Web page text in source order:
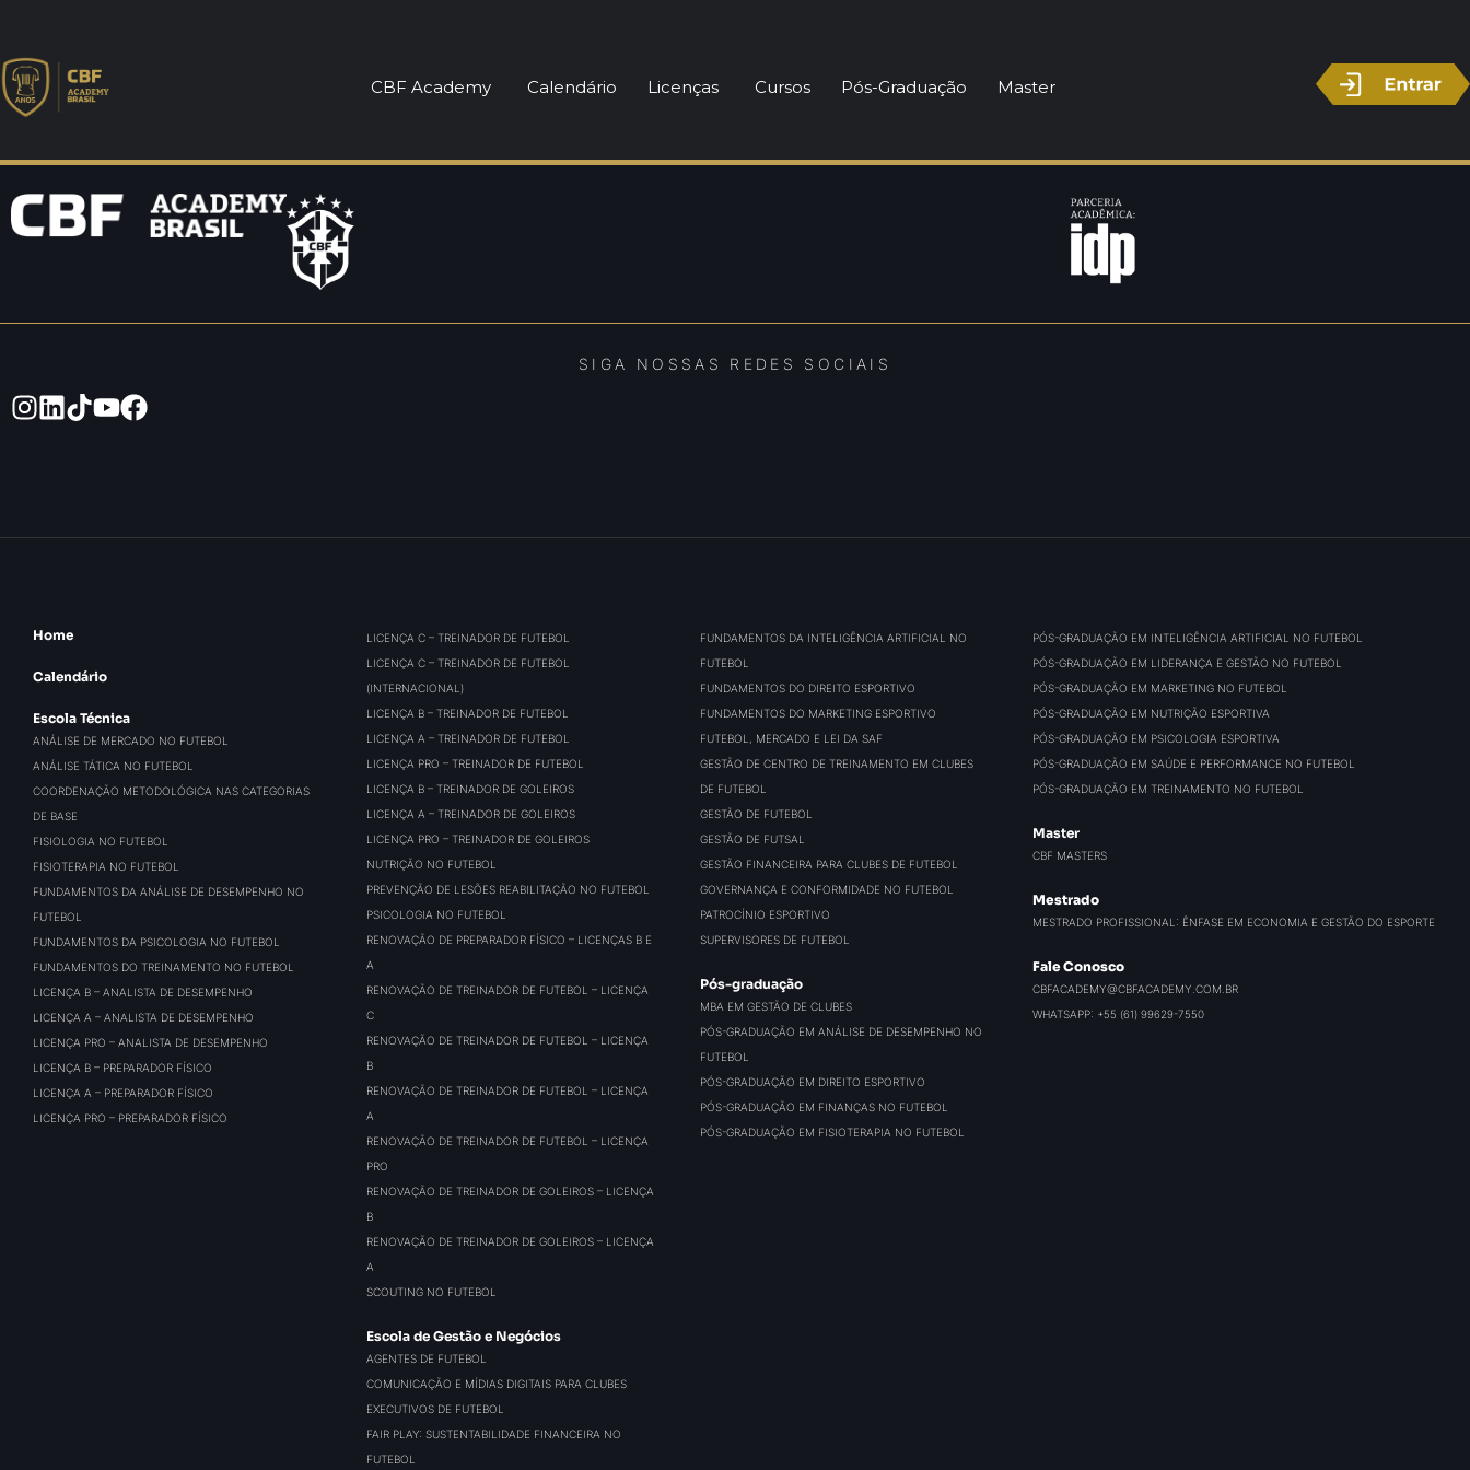
CBF Academy Calendário Licenças Cursos Pós-Graduação Master
SIGA NOSSAS REDES SOCIAIS
Home
Calendário
Escola Técnica
ANÁLISE DE MERCADO NO FUTEBOL
ANÁLISE TÁTICA NO FUTEBOL
COORDENAÇÃO METODOLÓGICA NAS CATEGORIAS
DE BASE
FISIOLOGIA NO FUTEBOL
FISIOTERAPIA NO FUTEBOL
FUNDAMENTOS DA ANÁLISE DE DESEMPENHO NO
FUTEBOL
FUNDAMENTOS DA PSICOLOGIA NO FUTEBOL
FUNDAMENTOS DO TREINAMENTO NO FUTEBOL
LICENÇA B – ANALISTA DE DESEMPENHO
LICENÇA A – ANALISTA DE DESEMPENHO
LICENÇA PRO – ANALISTA DE DESEMPENHO
LICENÇA B – PREPARADOR FÍSICO
LICENÇA A – PREPARADOR FÍSICO
LICENÇA PRO – PREPARADOR FÍSICO
LICENÇA C – TREINADOR DE FUTEBOL
LICENÇA C – TREINADOR DE FUTEBOL
(INTERNACIONAL)
LICENÇA B – TREINADOR DE FUTEBOL
LICENÇA A – TREINADOR DE FUTEBOL
LICENÇA PRO – TREINADOR DE FUTEBOL
LICENÇA B – TREINADOR DE GOLEIROS
LICENÇA A – TREINADOR DE GOLEIROS
LICENÇA PRO – TREINADOR DE GOLEIROS
NUTRIÇÃO NO FUTEBOL
PREVENÇÃO DE LESÕES REABILITAÇÃO NO FUTEBOL
PSICOLOGIA NO FUTEBOL
RENOVAÇÃO DE PREPARADOR FÍSICO – LICENÇAS B E
A
RENOVAÇÃO DE TREINADOR DE FUTEBOL – LICENÇA
C
RENOVAÇÃO DE TREINADOR DE FUTEBOL – LICENÇA
B
RENOVAÇÃO DE TREINADOR DE FUTEBOL – LICENÇA
A
RENOVAÇÃO DE TREINADOR DE FUTEBOL – LICENÇA
PRO
RENOVAÇÃO DE TREINADOR DE GOLEIROS – LICENÇA
B
RENOVAÇÃO DE TREINADOR DE GOLEIROS – LICENÇA
A
SCOUTING NO FUTEBOL
Escola de Gestão e Negócios
AGENTES DE FUTEBOL
COMUNICAÇÃO E MÍDIAS DIGITAIS PARA CLUBES
EXECUTIVOS DE FUTEBOL
FAIR PLAY: SUSTENTABILIDADE FINANCEIRA NO
FUTEBOL
FUNDAMENTOS DA INTELIGÊNCIA ARTIFICIAL NO
FUTEBOL
FUNDAMENTOS DO DIREITO ESPORTIVO
FUNDAMENTOS DO MARKETING ESPORTIVO
FUTEBOL, MERCADO E LEI DA SAF
GESTÃO DE CENTRO DE TREINAMENTO EM CLUBES
DE FUTEBOL
GESTÃO DE FUTEBOL
GESTÃO DE FUTSAL
GESTÃO FINANCEIRA PARA CLUBES DE FUTEBOL
GOVERNANÇA E CONFORMIDADE NO FUTEBOL
PATROCÍNIO ESPORTIVO
SUPERVISORES DE FUTEBOL
Pós-graduação
MBA EM GESTÃO DE CLUBES
PÓS-GRADUAÇÃO EM ANÁLISE DE DESEMPENHO NO
FUTEBOL
PÓS-GRADUAÇÃO EM DIREITO ESPORTIVO
PÓS-GRADUAÇÃO EM FINANÇAS NO FUTEBOL
PÓS-GRADUAÇÃO EM FISIOTERAPIA NO FUTEBOL
PÓS-GRADUAÇÃO EM INTELIGÊNCIA ARTIFICIAL NO FUTEBOL
PÓS-GRADUAÇÃO EM LIDERANÇA E GESTÃO NO FUTEBOL
PÓS-GRADUAÇÃO EM MARKETING NO FUTEBOL
PÓS-GRADUAÇÃO EM NUTRIÇÃO ESPORTIVA
PÓS-GRADUAÇÃO EM PSICOLOGIA ESPORTIVA
PÓS-GRADUAÇÃO EM SAÚDE E PERFORMANCE NO FUTEBOL
PÓS-GRADUAÇÃO EM TREINAMENTO NO FUTEBOL
Master
CBF MASTERS
Mestrado
MESTRADO PROFISSIONAL: ÊNFASE EM ECONOMIA E GESTÃO DO ESPORTE
Fale Conosco
CBFACADEMY@CBFACADEMY.COM.BR
WHATSAPP: +55 (61) 99629-7550